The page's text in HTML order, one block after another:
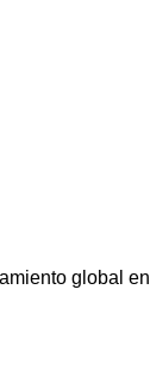
global en